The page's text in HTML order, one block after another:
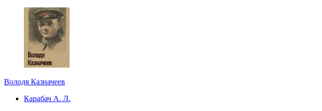
Володя Казначеев
Карабач А. Л.